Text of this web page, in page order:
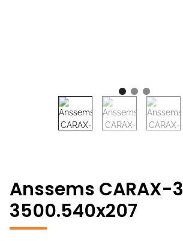
Anssems CARAX-3
3500.540x207